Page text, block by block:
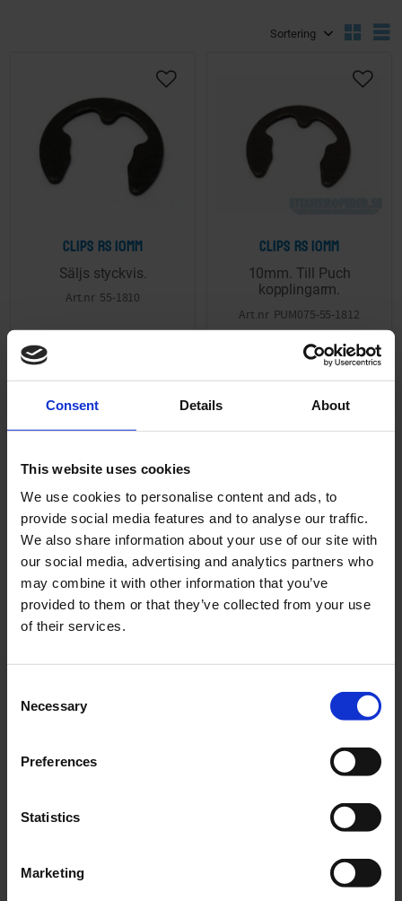
Consent Details About
This website uses cookies
We use cookies to personalise content and ads, to
provide social media features and to analyse our traffic.
We also share information about your use of our site with
our social media, advertising and analytics partners who
may combine it with other information that you’ve
provided to them or that they’ve collected from your use
of their services.
Necessary
Preferences
Statistics
Marketing
Clips RS 10mm
Säljs styckvis.
55-1810
Lägg till i önskelista
2-5 vardagar
KÖP
Clips RS 10mm
10mm. Till Puch
kopplingarm.
PUM075-55-1812
KR
Lägg
2-5 vardagar
KÖP
YHST010-55-1815
Lägg till i önskelista
Clips RS 6mm
6mm. Till Puch
PUM073-55-1811
Lägg
2-5 vardagar